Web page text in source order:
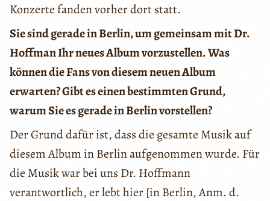
Konzerte fanden vorher dort statt.
Sie sind gerade in Berlin, um gemeinsam mit Dr.
Hoffman Ihr neues Album vorzustellen. Was
können die Fans von diesem neuen Album
erwarten? Gibt es einen bestimmten Grund,
warum Sie es gerade in Berlin vorstellen?
Der Grund dafür ist, dass die gesamte Musik auf
diesem Album in Berlin aufgenommen wurde. Für
die Musik war bei uns Dr. Hoffmann
verantwortlich, er lebt hier [in Berlin, Anm. d.